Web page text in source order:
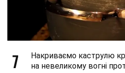
7
Накриваємо каструлю
на невеликому вогні